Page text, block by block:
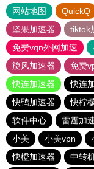
网站地图 QuickQ
坚果加速器
tiktok
免费vqn外网加速
旋风加速器
免费
快连加速器
快连
快鸭加速器
快柠
软件中心
雷霆加
小美
小美vpn
快橙加速器
中转